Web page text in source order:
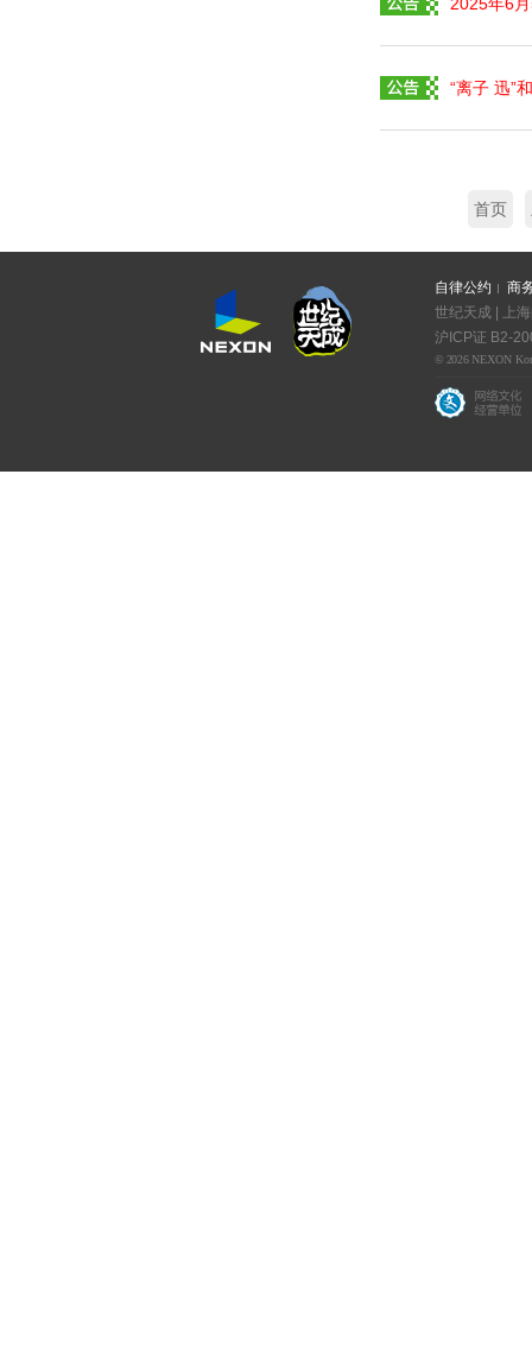
“离子 迅”
首页
自律公约
商
世纪天成 | 上
沪ICP证 B2-
© 2026 NEXON